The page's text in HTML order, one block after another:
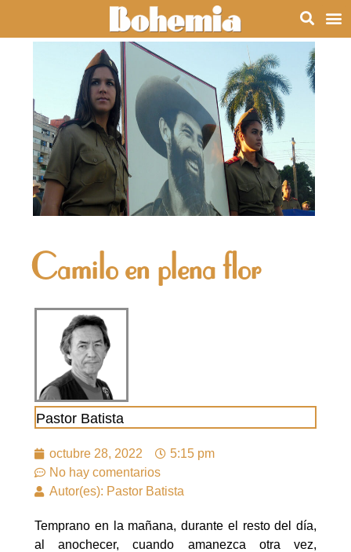
Camilo en plena flor
Pastor Batista
octubre 28, 2022
5:15 pm
No hay comentarios
Autor(es): Pastor Batista
Temprano en la mañana, durante el resto del día,
al anochecer, cuando amanezca otra vez,